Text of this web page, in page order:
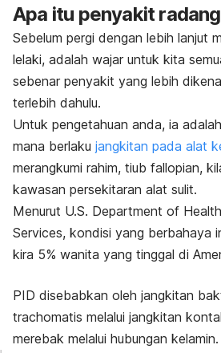
Apa itu penyakit
Sebelum pergi dengan lebih lanjut
lelaki, adalah wajar untuk kita
sebenar penyakit yang lebih
terlebih dahulu.
Untuk pengetahuan anda, ia
mana berlaku jangkitan pada alat
merangkumi rahim, tiub fallopian,
kawasan persekitaran alat sulit.
Menurut U.S. Department of
Services, kondisi yang berbahaya
kira 5% wanita yang tinggal di
PID disebabkan oleh jangkitan
trachomatis melalui jangkitan
merebak melalui hubungan kelamin.